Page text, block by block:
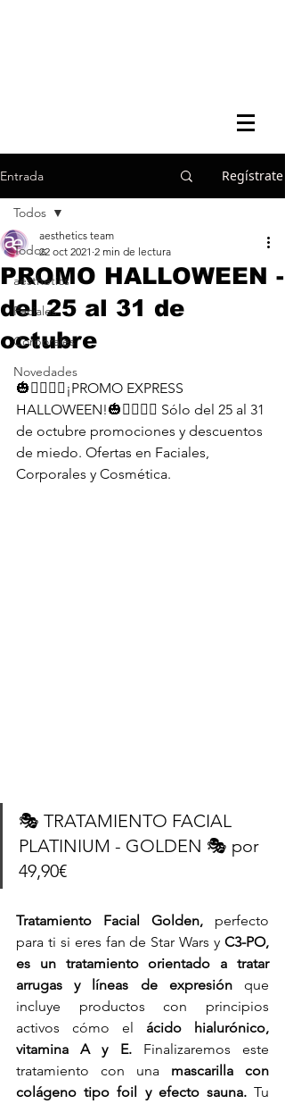
Entrada Regístrate
Todos
aesthetics
Faciales
Corporales
Novedades
Todos
PROMO HALLOWEEN -
del 25 al 31 de
octubre
aesthetics team
22 oct 2021 2 min de lectura
🎃🧟‍♀️🧟‍♂️¡PROMO EXPRESS
HALLOWEEN!🎃🧟‍♀️🧟‍♂️ Sólo del 25 al 31
de octubre promociones y descuentos
de miedo. Ofertas en Faciales,
Corporales y Cosmética.
🎭 TRATAMIENTO FACIAL
PLATINIUM - GOLDEN 🎭 por
49,90€
Tratamiento Facial Golden, perfecto
para ti si eres fan de Star Wars y C3-PO,
es un tratamiento orientado a tratar
arrugas y líneas de expresión que
incluye productos con principios
activos cómo el ácido hialurónico,
vitamina A y E. Finalizaremos este
tratamiento con una mascarilla con
colágeno tipo foil y efecto sauna. Tu